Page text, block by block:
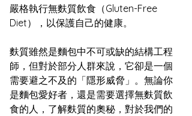
嚴格執行無麩質飲食（Gluten-Free
Diet），以保護自己的健康。
麩質雖然是麵包中不可或缺的結構工程
師，但對於部分人群來說，它卻是一個
需要避之不及的「隱形威脅」。無論你
是麵包愛好者，還是需要選擇無麩質飲
食的人，了解麩質的奧秘，對於我們的